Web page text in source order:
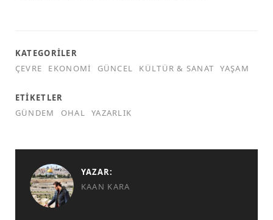
KATEGORILER
ÇEVRE
EKONOMI GÜNCEL KÜLTÜR & SANAT YAŞAM
ETIKETLER
GÜNDEM
OHAL YAZARLIK
YAZAR:
KAAN KARA